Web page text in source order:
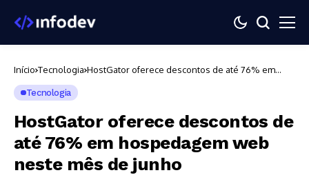
Início Tecnologia HostGator oferece descontos de até 76% em
Tecnologia
HostGator oferece descontos de
até 76% em hospedagem web
neste mês de junho